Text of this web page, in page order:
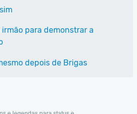
irmão para demonstrar a
depois de Brigas